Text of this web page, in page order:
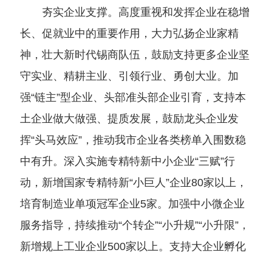
夯实企业支撑。高度重视和发挥企业在稳增
长、促就业中的重要作用，大力弘扬企业家精
神，壮大新时代锡商队伍，鼓励支持更多企业坚
守实业、精耕主业、引领行业、勇创大业。加
强“链主”型企业、头部准头部企业引育，支持本
土企业做大做强、提质发展，鼓励龙头企业发
挥“头马效应”，推动我市企业各类榜单入围数稳
中有升。深入实施专精特新中小企业“三赋”行
动，新增国家专精特新“小巨人”企业80家以上，
培育制造业单项冠军企业5家。加强中小微企业
服务指导，持续推动“个转企”“小升规”“小升限”，
新增规上工业企业500家以上。支持大企业孵化